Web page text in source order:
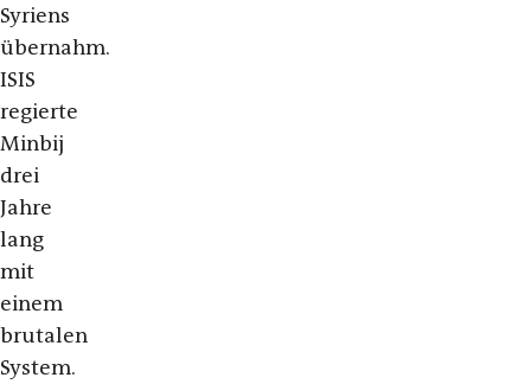
Syriens
übernahm.
ISIS
regierte
Minbij
drei
Jahre
lang
mit
einem
brutalen
System.